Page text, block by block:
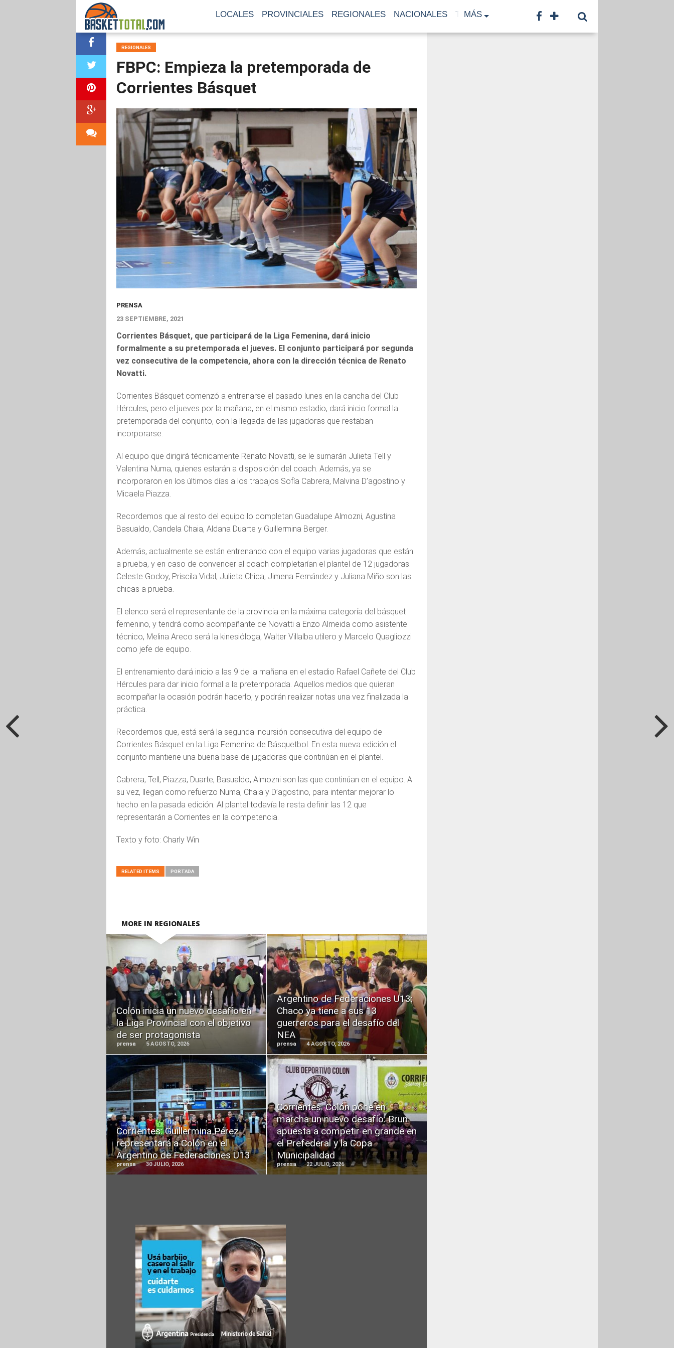
LOCALES PROVINCIALES REGIONALES NACIONALES TF TNA CONTACTO
MÁS
REGIONALES
FBPC: Empieza la pretemporada de
Corrientes Básquet
PRENSA
23 SEPTIEMBRE, 2021
Corrientes Básquet, que participará de la Liga Femenina, dará inicio
formalmente a su pretemporada el jueves. El conjunto participará por segunda
vez consecutiva de la competencia, ahora con la dirección técnica de Renato
Novatti.
Corrientes Básquet comenzó a entrenarse el pasado lunes en la cancha del Club
Hércules, pero el jueves por la mañana, en el mismo estadio, dará inicio formal la
pretemporada del conjunto, con la llegada de las jugadoras que restaban
incorporarse.
Al equipo que dirigirá técnicamente Renato Novatti, se le sumarán Julieta Tell y
Valentina Numa, quienes estarán a disposición del coach. Además, ya se
incorporaron en los últimos días a los trabajos Sofía Cabrera, Malvina D’agostino y
Micaela Piazza.
Recordemos que al resto del equipo lo completan Guadalupe Almozni, Agustina
Basualdo, Candela Chaia, Aldana Duarte y Guillermina Berger.
Además, actualmente se están entrenando con el equipo varias jugadoras que están
a prueba, y en caso de convencer al coach completarían el plantel de 12 jugadoras.
Celeste Godoy, Priscila Vidal, Julieta Chica, Jimena Fernández y Juliana Miño son las
chicas a prueba.
El elenco será el representante de la provincia en la máxima categoría del básquet
femenino, y tendrá como acompañante de Novatti a Enzo Almeida como asistente
técnico, Melina Areco será la kinesióloga, Walter Villalba utilero y Marcelo Quagliozzi
como jefe de equipo.
El entrenamiento dará inicio a las 9 de la mañana en el estadio Rafael Cañete del Club
Hércules para dar inicio formal a la pretemporada. Aquellos medios que quieran
acompañar la ocasión podrán hacerlo, y podrán realizar notas una vez finalizada la
práctica.
Recordemos que, está será la segunda incursión consecutiva del equipo de
Corrientes Básquet en la Liga Femenina de Básquetbol. En esta nueva edición el
conjunto mantiene una buena base de jugadoras que continúan en el plantel.
Cabrera, Tell, Piazza, Duarte, Basualdo, Almozni son las que continúan en el equipo. A
su vez, llegan como refuerzo Numa, Chaia y D’agostino, para intentar mejorar lo
hecho en la pasada edición. Al plantel todavía le resta definir las 12 que
representarán a Corrientes en la competencia.
Texto y foto: Charly Win
RELATED ITEMS PORTADA
MORE IN REGIONALES
Colón inicia un nuevo desafío en
la Liga Provincial con el objetivo
de ser protagonista
prensa 5 AGOSTO, 2026
READ
MORE
Argentino de Federaciones U13:
Chaco ya tiene a sus 13
guerreros para el desafío del
NEA
prensa 4 AGOSTO, 2026
READ
MORE
Corrientes: Guillermina Pérez
representará a Colón en el
Argentino de Federaciones U13
prensa 30 JULIO, 2026
READ
MORE
Corrientes: Colón pone en
marcha un nuevo desafío: Brun
apuesta a competir en grande en
el Prefederal y la Copa
Municipalidad
prensa 22 JULIO, 2026
READ
MORE